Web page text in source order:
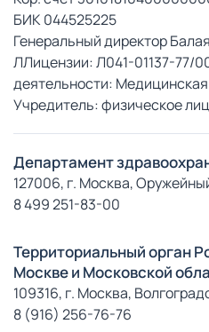
БИК 044525225
Генеральный директор
ЛЛицензии: Л041-01137-77/
деятельности:
Учредитель: физическое
Департамент
127006, г. Москва,
8 499 251-83-00
Территориальный орган
Москве и Московской
109316, г. Москва,
8 (916) 256-76-76